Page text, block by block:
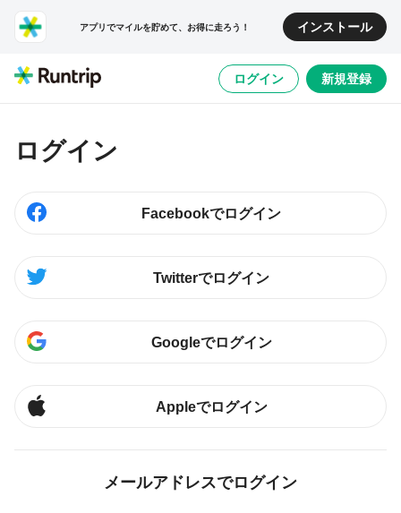
アプリでマイルを貯めて、お得に走ろう！ インストール
ログイン 新規登録
ログイン
Facebookでログイン
Twitterでログイン
Googleでログイン
Appleでログイン
メールアドレスでログイン